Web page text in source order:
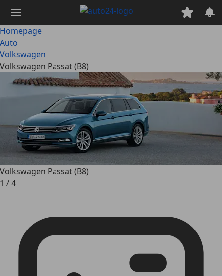
naar
hoofdinhoud
Homepage
Auto
Volkswagen
Volkswagen Passat (B8)
Volkswagen Passat (B8)
1 /4